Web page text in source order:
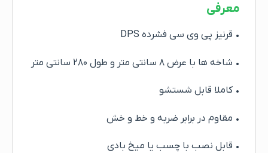
معرفی
• قرنیز پی وی سی فشرده DPS
• شاخه ها با عرض ۸ سانتی متر و طول ۲۸۰ سانتی متر
• کاملا قابل شستشو
• مقاوم در برابر ضربه و خط و خش
• قابل نصب با چسب یا میخ بادی